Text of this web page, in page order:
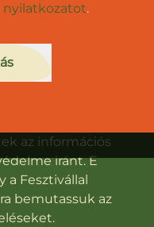
.
az információs
iránt. E
a Fesztivállal
bemutassuk az